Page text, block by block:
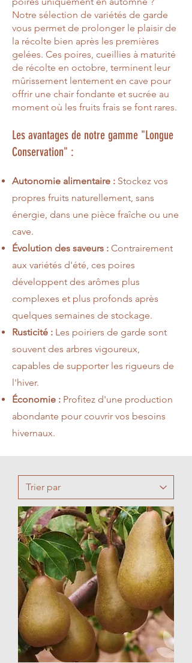
Notre sélection de variétés de garde
vous permet de prolonger le plaisir de
la récolte bien après les premières
gelées. Ces poires, cueillies à maturité
de récolte en octobre, terminent leur
mûrissement lentement en cave pour
offrir une chair fondante et sucrée au
moment où les fruits frais se font rares.
Les avantages de notre gamme "Longue
Conservation" :
Autonomie alimentaire : Stockez vos
propres fruits naturellement, sans
énergie, dans une pièce fraîche ou une
cave.
Évolution des saveurs : Contrairement
aux variétés d'été, ces poires
développent des arômes plus
complexes et plus profonds après
quelques semaines de stockage.
Rusticité : Les poiriers de garde sont
souvent des arbres vigoureux,
capables de supporter les rigueurs de
l'hiver.
Économie : Profitez d'une production
abondante pour couvrir vos besoins
hivernaux.